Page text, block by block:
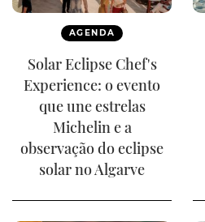
AGENDA
Solar Eclipse Chef's
Experience: o evento
que une estrelas
Michelin e a
observação do eclipse
solar no Algarve